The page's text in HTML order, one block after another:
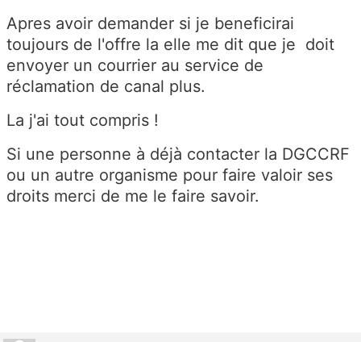
Apres avoir demander si je beneficirai
toujours de l'offre la elle me dit que je doit
envoyer un courrier au service de
réclamation de canal plus.
La j'ai tout compris !
Si une personne à déjà contacter la DGCCRF
ou un autre organisme pour faire valoir ses
droits merci de me le faire savoir.